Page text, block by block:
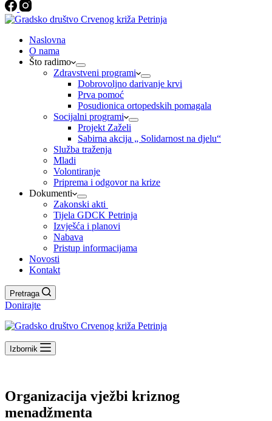
Naslovna
O nama
Što radimo
Zdravstveni programi
Dobrovoljno darivanje krvi
Prva pomoć
Posudionica ortopedskih pomagala
Socijalni programi
Projekt Zaželi
Sabirna akcija „ Solidarnost na djelu“
Služba traženja
Mladi
Volontiranje
Priprema i odgovor na krize
Dokumenti
Zakonski akti
Tijela GDCK Petrinja
Izvješća i planovi
Nabava
Pristup informacijama
Novosti
Kontakt
Pretraga
Donirajte
Izbornik
Organizacija vježbi kriznog
menadžmenta